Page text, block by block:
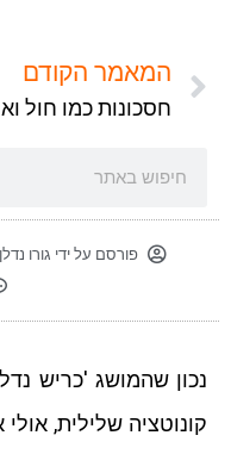
המאמר הקודם
פורסם על ידי גורו נדלן
נכון שהמושג 'כריש
קונוטציה שלילית,